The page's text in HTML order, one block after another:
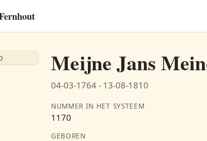
Meijne Jans
04-03-1764 - 13-08-1810
NUMMER IN HET SYSTEEM
1170
GEBOREN